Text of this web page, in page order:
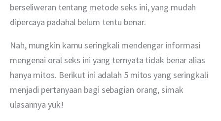
berseliweran tentang metode seks ini, yang mudah
dipercaya padahal belum tentu benar.
Nah, mungkin kamu seringkali mendengar informasi
mengenai oral seks ini yang ternyata tidak benar alias
hanya mitos. Berikut ini adalah 5 mitos yang seringkali
menjadi pertanyaan bagi sebagian orang, simak
ulasannya yuk!